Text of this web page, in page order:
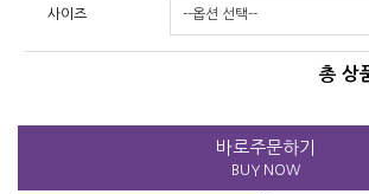
사이즈
총 상
바로주문하기
BUY NOW